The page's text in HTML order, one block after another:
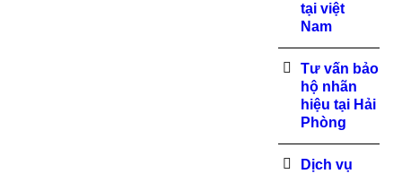
tại việt
Nam
Tư vấn bảo
hộ nhãn
hiệu tại Hải
Phòng
Dịch vụ